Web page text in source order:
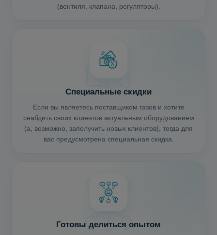
(вентиля, клапана, регуляторы).
Специальные скидки
Если вы являетесь поставщиком газов и хотите
снабдить своих клиентов актуальным оборудованием
(а, возможно, заполучить новых клиентов), тогда для
вас предусмотрена специальная скидка.
Готовы делиться опытом